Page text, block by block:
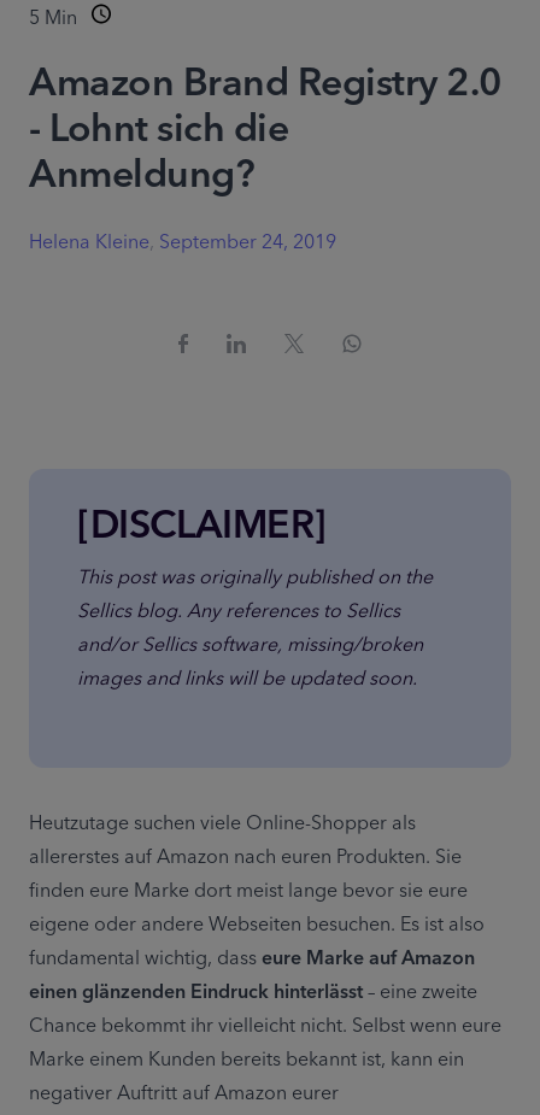
5 Min
Amazon Brand Registry 2.0
- Lohnt sich die
Anmeldung?
Helena Kleine, September 24, 2019
[DISCLAIMER]
This post was originally published on the
Sellics blog. Any references to Sellics
and/or Sellics software, missing/broken
images and links will be updated soon.
Heutzutage suchen viele Online-Shopper als
allererstes auf Amazon nach euren Produkten. Sie
finden eure Marke dort meist lange bevor sie eure
eigene oder andere Webseiten besuchen. Es ist also
fundamental wichtig, dass eure Marke auf Amazon
einen glänzenden Eindruck hinterlässt – eine zweite
Chance bekommt ihr vielleicht nicht. Selbst wenn eure
Marke einem Kunden bereits bekannt ist, kann ein
negativer Auftritt auf Amazon eurer